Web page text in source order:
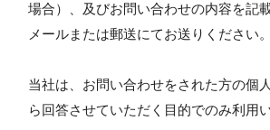
場合）、及びお問い合わせの内容を記
メールまたは郵送にてお送りください。
当社は、お問い合わせをされた方の個
ら回答させていただく目的でのみ利用